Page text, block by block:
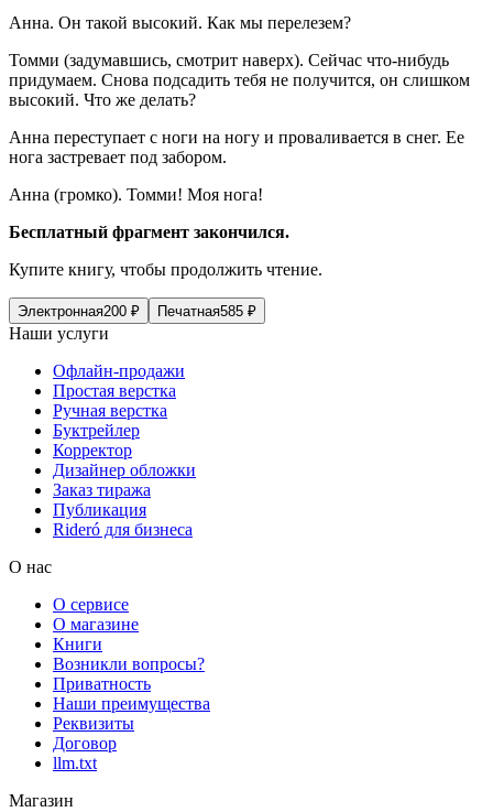
Анна. Он такой высокий. Как мы перелезем?
Томми (задумавшись, смотрит наверх). Сейчас что-нибудь
придумаем. Снова подсадить тебя не получится, он слишком
высокий. Что же делать?
Анна переступает с ноги на ногу и проваливается в снег. Ее
нога застревает под забором.
Анна (громко). Томми! Моя нога!
Бесплатный фрагмент закончился.
Купите книгу, чтобы продолжить чтение.
Электронная200 ₽ Печатная585 ₽
Наши услуги
Офлайн-продажи
Простая верстка
Ручная верстка
Буктрейлер
Корректор
Дизайнер обложки
Заказ тиража
Публикация
Rideró для бизнеса
О нас
О сервисе
О магазине
Книги
Возникли вопросы?
Приватность
Наши преимущества
Реквизиты
Договор
llm.txt
Магазин